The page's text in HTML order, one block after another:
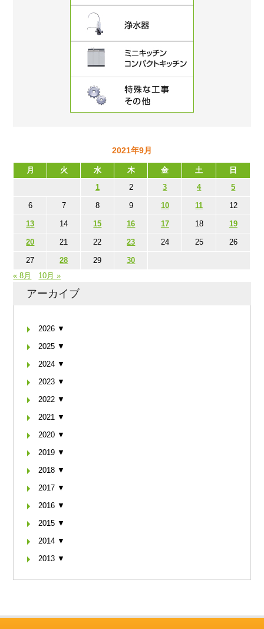
2021年9月
月 火 水 木 金 土
日
1
2 3 4 5
6 7 8 9 10 11 12
13 14 15 16 17 18 19
20 21 22 23 24 25 26
27 28 29
30
« 8月
10月 »
アーカイブ
2026 ▼
2025 ▼
2024 ▼
2023 ▼
2022 ▼
2021 ▼
2020 ▼
2019 ▼
2018 ▼
2017 ▼
2016 ▼
2015 ▼
2014 ▼
2013 ▼